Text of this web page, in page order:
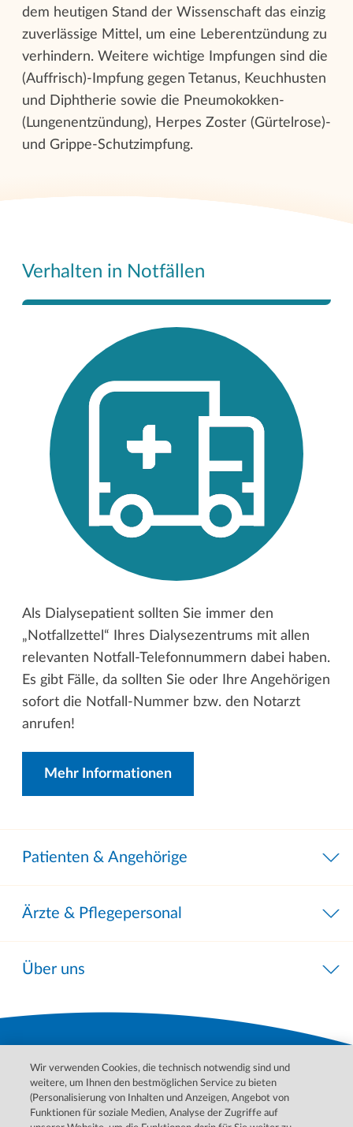
dem heutigen Stand der Wissenschaft das einzig
zuverlässige Mittel, um eine Leberentzündung zu
verhindern. Weitere wichtige Impfungen sind die
(Auffrisch)-Impfung gegen Tetanus, Keuchhusten
und Diphtherie sowie die Pneumokokken-
(Lungenentzündung), Herpes Zoster (Gürtelrose)-
und Grippe-Schutzimpfung.
Verhalten in Notfällen
Als Dialysepatient sollten Sie immer den
„Notfallzettel“ Ihres Dialysezentrums mit allen
relevanten Notfall-Telefonnummern dabei haben.
Es gibt Fälle, da sollten Sie oder Ihre Angehörigen
sofort die Notfall-Nummer bzw. den Notarzt
anrufen!
Mehr Informationen
Patienten & Angehörige
Ärzte & Pflegepersonal
Über uns
Wir verwenden Cookies, die technisch notwendig sind und
weitere, um Ihnen den bestmöglichen Service zu bieten
(Personalisierung von Inhalten und Anzeigen, Angebot von
Funktionen für soziale Medien, Analyse der Zugriffe auf